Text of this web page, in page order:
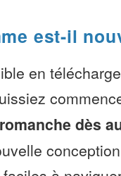
est-il
en
dès